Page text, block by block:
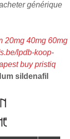
générique
20mg 40mg 60mg
lpdb-koop-
buy pristiq
sildenafil